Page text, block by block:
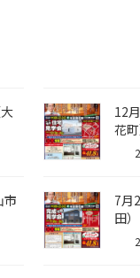
12
花町
市
7月
田）